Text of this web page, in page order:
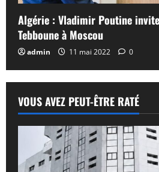
Algérie : Vladimir Poutine
Tebboune à Moscou
admin 11 mai 2022 0
VOUS AVEZ PEUT-ÊTRE RATÉ